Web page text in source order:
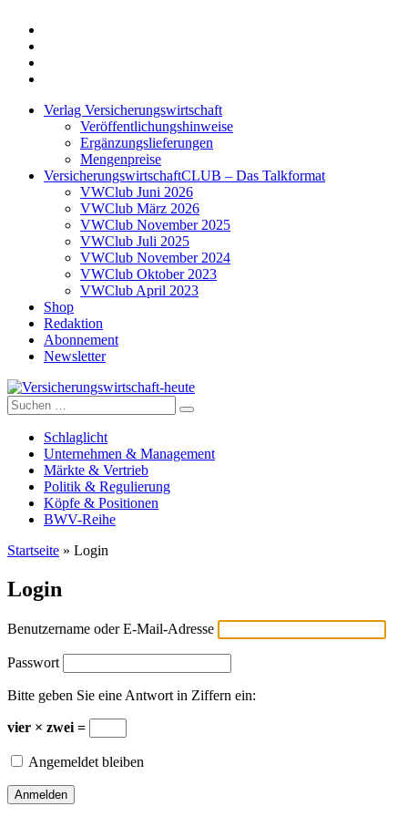
Verlag Versicherungswirtschaft
Veröffentlichungshinweise
Ergänzungslieferungen
Mengenpreise
VersicherungswirtschaftCLUB – Das Talkformat
VWClub Juni 2026
VWClub März 2026
VWClub November 2025
VWClub Juli 2025
VWClub November 2024
VWClub Oktober 2023
VWClub April 2023
Shop
Redaktion
Abonnement
Newsletter
Versicherungswirtschaft-heute
Suche
nach:
Schlaglicht
Unternehmen & Management
Märkte & Vertrieb
Politik & Regulierung
Köpfe & Positionen
BWV-Reihe
Startseite » Login
Login
Benutzername oder E-Mail-Adresse
Passwort
Bitte geben Sie eine Antwort in Ziffern ein:
vier × zwei =
Angemeldet bleiben